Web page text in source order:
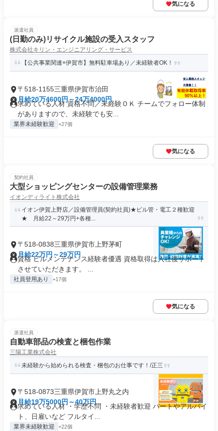
気になる
派遣社員
(日勤のみ)リサイクル施設の受入スタッフ
株式会社キリン・エンジニアリング・サービス
【公共事業関連×伊賀市】無料駐車場あり／未経験者OK！
〒518-1155三重県伊賀市治田
月給20万4600円～24万4000円
求めている人材 資格不問／未経験ＯＫ チームでフォロー体制
がありますので、未経験でも安...
業界未経験歓迎 +27個
気になる
契約社員
大型ショッピングセンターの設備管理業務
イオンディライト株式会社
イオン伊賀上野店／設備管理員(契約社員)★ビル管・電工２種歓迎
★ 月給22～29万円+各種...
〒518-0838三重県伊賀市上野茅町
月給22万円～29万円
資格 ビルメンテナンス経験者優遇 資格取得は入社後サポート
させていただきます。 ...
社員登用あり +17個
気になる
派遣社員
自動車部品の検査と梱包作業
三陽工業株式会社
未経験から始められる検査・梱包のお仕事です！/正三
〒518-0873三重県伊賀市上野丸之内
月給19万5000円～40万円
求めている人材 ・学歴不問 ・未経験者歓迎 パートやアルバイ
ト、日雇いなど フルタイ...
業界未経験歓迎 +22個